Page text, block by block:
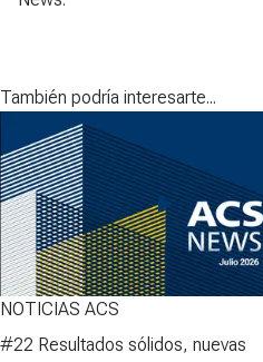
También podría interesarte...
NOTICIAS ACS
#22 Resultados sólidos, nuevas